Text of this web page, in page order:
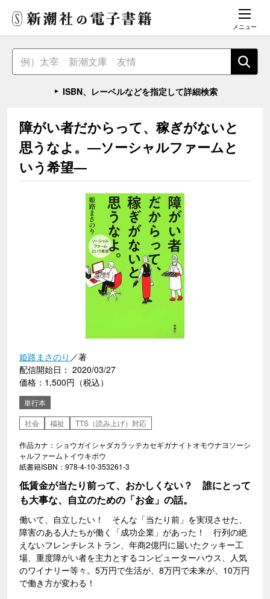
メニュー
ISBN、レーベルなどを指定して詳細検索
障がい者だからって、稼ぎがないと
思うなよ。―ソーシャルファームと
いう希望―
姫路まさのり ／著
配信開始日： 2020/03/27
価格：1,500円（税込）
単行本
社会
福祉 TTS（読み上げ）対応
作品カナ：ショウガイシャダカラッテカセギガナイトオモウナヨソーシ
ャルファームトイウキボウ
紙書籍ISBN：978-4-10-353261-3
低賃金が当たり前って、おかしくない？ 誰にとって
も大事な、自立のための「お金」の話。
働いて、自立したい！ そんな「当たり前」を実現させた、
障害のある人たちが働く「成功企業」があった！ 行列の絶
えないフレンチレストラン、年商2億円に届いたクッキー工
場、重度障がい者を主力とするコンピューターハウス、人気
のワイナリー等々。5万円で生活が、8万円で未来が、10万円
で働き方が変わる！